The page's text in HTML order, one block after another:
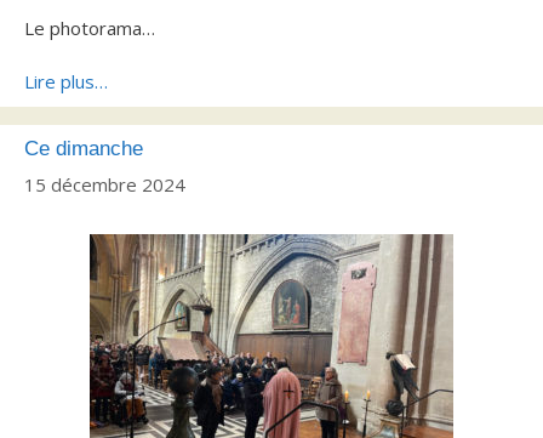
Le photorama…
Lire plus…
Ce dimanche
15 décembre 2024